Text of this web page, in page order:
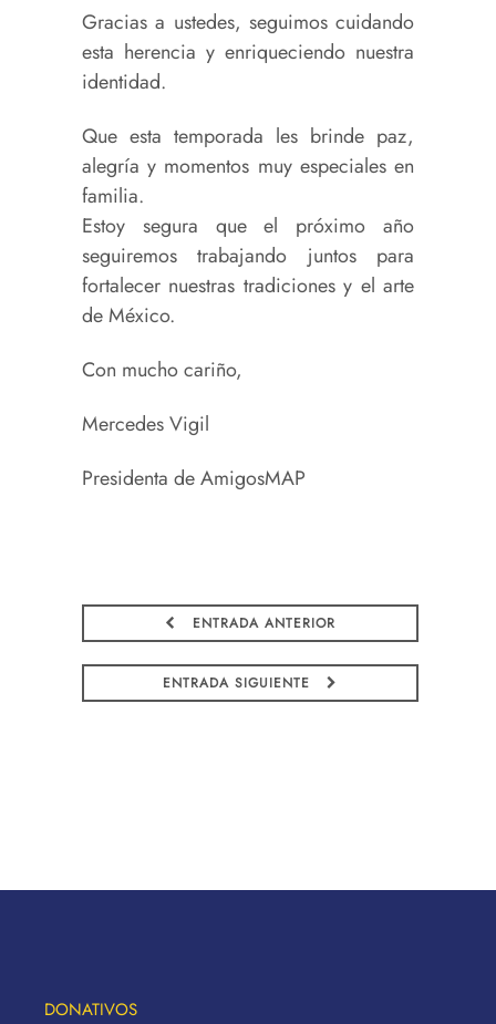
Gracias a ustedes, seguimos cuidando
esta herencia y enriqueciendo nuestra
identidad.
Que esta temporada les brinde paz,
alegría y momentos muy especiales en
familia.
Estoy segura que el próximo año
seguiremos trabajando juntos para
fortalecer nuestras tradiciones y el arte
de México.
Con mucho cariño,
Mercedes Vigil
Presidenta de AmigosMAP
ENTRADA ANTERIOR
ENTRADA SIGUIENTE
DONATIVOS